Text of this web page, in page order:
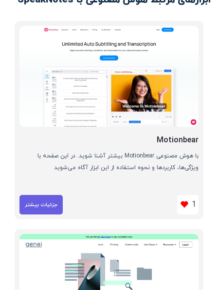
Motionbear
با هوش مصنوعی Motionbear بیشتر آشنا شوید. در این صفحه با
ویژگی‌ها، کاربردها و نحوه استفاده از این ابزار آگاه می‌شوید
1 جزئیات بیشتر